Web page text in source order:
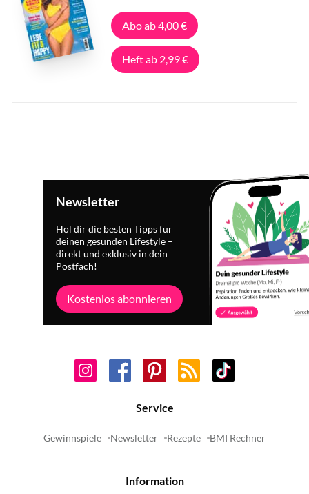
Abo ab 4,00 €
Heft ab 2,99 €
Newsletter
Hol dir die besten Tipps für
deinen gesunden Lifestyle –
direkt und exklusiv in dein
Postfach!
Kostenlos abonnieren
Service
Gewinnspiele Newsletter Rezepte BMI Rechner
Information